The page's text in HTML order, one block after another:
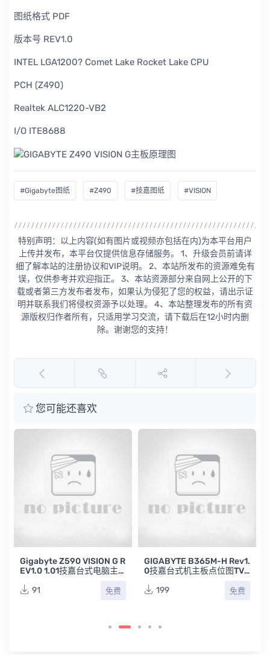
图纸格式 PDF
版本号 REV1.0
INTEL LGA1200? Comet Lake Rocket Lake CPU
PCH (Z490)
Realtek ALC1220-VB2
I/O ITE8688
#Gigabyte图纸 #Z490 #技嘉图纸 #VISION
特别声明：以上内容(如有图片或视频亦包括在内)为本平台用户
上传并发布，本平台仅提供信息存储服务。 1、升级会员前请详
细了解本站的注册协议和VIP说明。 2、本站所发布的资源难免有
误，仅供参考并欢迎指正。 3、本站资源部分来自网上公开的下
载或者第三方发布者发布，如果认为侵犯了您的权益，请出示证
明并联系我们将侵权资源予以处理。 4、本站整理发布的所有资
源版权归作者所有，只适用学习交流，请下载后在12小时内删
除。谢谢您的支持！
您可能还喜欢
Gigabyte Z590 VISION G R
EV1.0 1.01技嘉台式电脑主
91
免费
GIGABYTE B365M-H Rev1.
0技嘉台式机主板点位图TV
199
免费